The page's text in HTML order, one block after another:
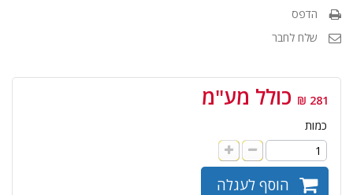
הדפס
שלח לחבר
281 ₪ כולל מע"מ
כמות
הוסף לעגלה